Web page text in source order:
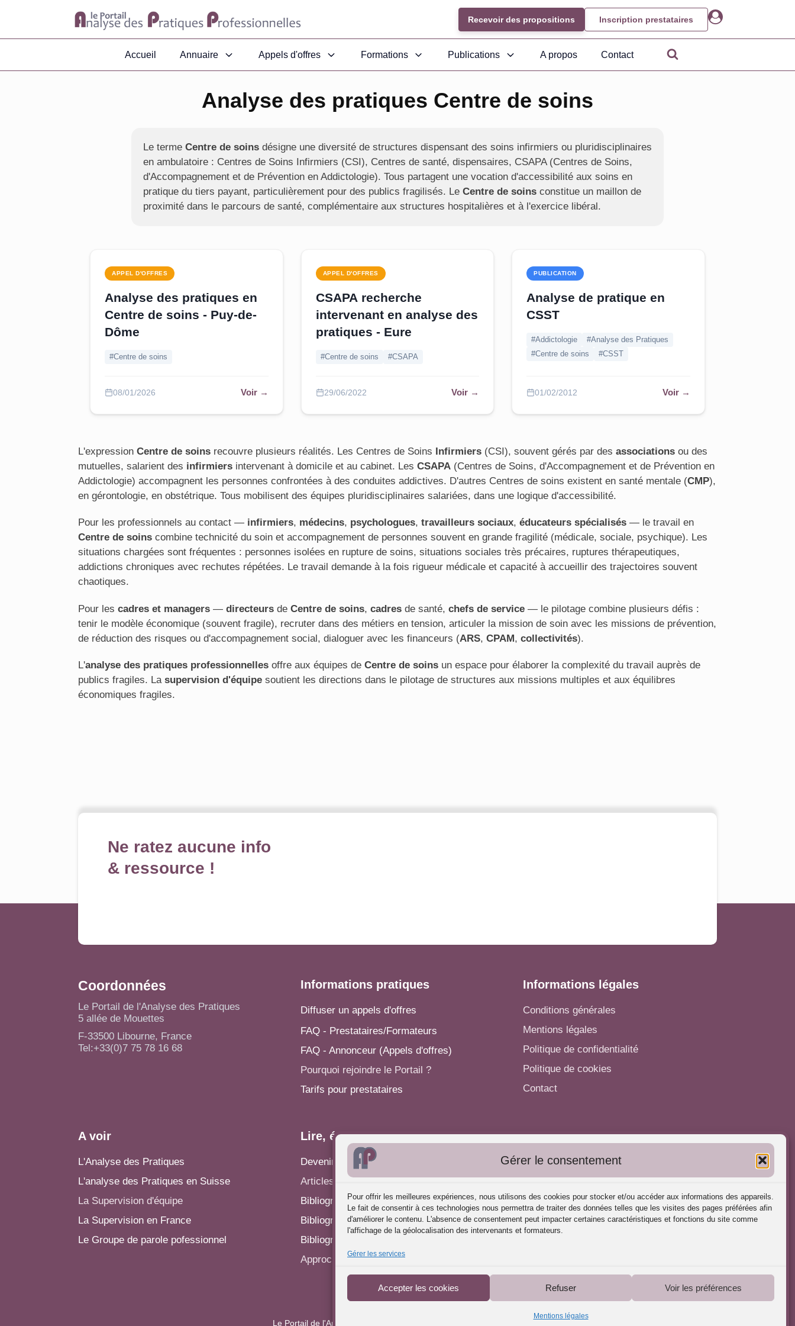
Gérer le consentement
Pour offrir les meilleures expériences, nous utilisons des cookies pour stocker et/ou accéder aux informations des appareils.
Le fait de consentir à ces technologies nous permettra de traiter des données telles que les visites des pages préférées afin
d'améliorer le contenu. L'absence de consentement peut impacter certaines caractéristiques et fonctions du site comme
l'affichage de la géolocalisation des intervenants et formateurs.
Gérer les services
Accepter les cookies Refuser Voir les préférences
Mentions légales
Recevoir des propositions Inscription prestataires
Accueil Annuaire Appels d'offres Formations Publications A propos Contact
Analyse des pratiques Centre de soins
Le terme Centre de soins désigne une diversité de structures dispensant des soins infirmiers ou pluridisciplinaires
en ambulatoire : Centres de Soins Infirmiers (CSI), Centres de santé, dispensaires, CSAPA (Centres de Soins,
d'Accompagnement et de Prévention en Addictologie). Tous partagent une vocation d'accessibilité aux soins en
pratique du tiers payant, particulièrement pour des publics fragilisés. Le Centre de soins constitue un maillon de
proximité dans le parcours de santé, complémentaire aux structures hospitalières et à l'exercice libéral.
APPEL D'OFFRES
Analyse des pratiques en
Centre de soins - Puy-de-
Dôme
#Centre de soins
08/01/2026 Voir →
APPEL D'OFFRES
CSAPA recherche
intervenant en analyse des
pratiques - Eure
#Centre de soins #CSAPA
29/06/2022 Voir →
PUBLICATION
Analyse de pratique en
CSST
#Addictologie
#Analyse des Pratiques
#Centre de soins
#CSST
01/02/2012 Voir →
L'expression Centre de soins recouvre plusieurs réalités. Les Centres de Soins Infirmiers (CSI), souvent gérés par des associations ou des
mutuelles, salarient des infirmiers intervenant à domicile et au cabinet. Les CSAPA (Centres de Soins, d'Accompagnement et de Prévention en
Addictologie) accompagnent les personnes confrontées à des conduites addictives. D'autres Centres de soins existent en santé mentale (CMP),
en gérontologie, en obstétrique. Tous mobilisent des équipes pluridisciplinaires salariées, dans une logique d'accessibilité.
Pour les professionnels au contact — infirmiers, médecins, psychologues, travailleurs sociaux, éducateurs spécialisés — le travail en
Centre de soins combine technicité du soin et accompagnement de personnes souvent en grande fragilité (médicale, sociale, psychique). Les
situations chargées sont fréquentes : personnes isolées en rupture de soins, situations sociales très précaires, ruptures thérapeutiques,
addictions chroniques avec rechutes répétées. Le travail demande à la fois rigueur médicale et capacité à accueillir des trajectoires souvent
chaotiques.
Pour les cadres et managers — directeurs de Centre de soins, cadres de santé, chefs de service — le pilotage combine plusieurs défis :
tenir le modèle économique (souvent fragile), recruter dans des métiers en tension, articuler la mission de soin avec les missions de prévention,
de réduction des risques ou d'accompagnement social, dialoguer avec les financeurs (ARS, CPAM, collectivités).
L'analyse des pratiques professionnelles offre aux équipes de Centre de soins un espace pour élaborer la complexité du travail auprès de
publics fragiles. La supervision d'équipe soutient les directions dans le pilotage de structures aux missions multiples et aux équilibres
économiques fragiles.
Ne ratez aucune info
& ressource !
Coordonnées
Le Portail de l'Analyse des Pratiques
5 allée de Mouettes
F-33500 Libourne, France
Tel:+33(0)7 75 78 16 68
Informations pratiques
Diffuser un appels d'offres
FAQ - Prestataires/Formateurs
FAQ - Annonceur (Appels d'offres)
Pourquoi rejoindre le Portail ?
Tarifs pour prestataires
Informations légales
Conditions générales
Mentions légales
Politique de confidentialité
Politique de cookies
Contact
A voir
L'Analyse des Pratiques
L'analyse des Pratiques en Suisse
La Supervision d'équipe
La Supervision en France
Le Groupe de parole pofessionnel
Lire, écrire...
Devenir rédacteur
Articles - Actualités
Bibliographie: Analyse des Pratiques
Bibliographie: Supervision
Bibliographie: Autres méthodes
Approches de l'Analyse des pratiques
Autres informations
S'inscrire dans l'Annuaire
Charte déontologique
Références d'intervention
Le Portail de l'Analyse des Pratiques © 2025 - Tous droits réservés